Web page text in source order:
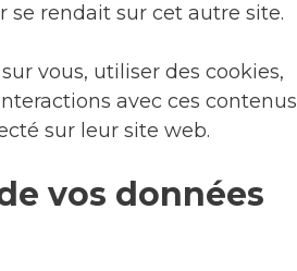
rendait sur cet autre site.
vous, utiliser des cookies,
avec ces contenus
sur leur site web.
vos données